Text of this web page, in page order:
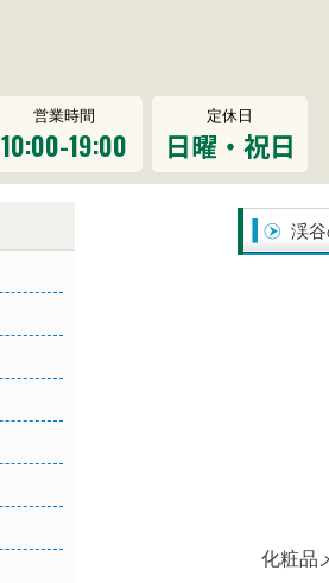
営業時間
10:00-19:00
定休日
日曜・祝日
渓
化粧品